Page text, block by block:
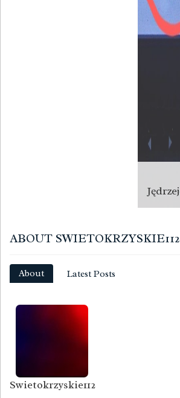
ABOUT SWIETOKRZYSKIE112
About Latest Posts
Swietokrzyskie112